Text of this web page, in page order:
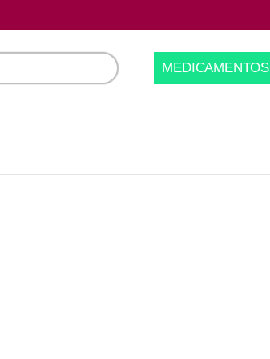
MEDICAMENTOS